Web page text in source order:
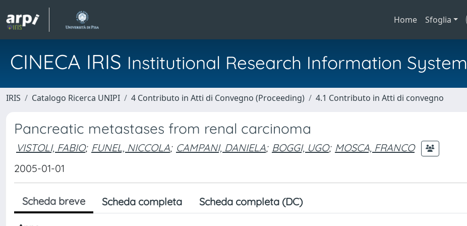
Home Sfoglia
CINECA IRIS Institutional Research Information System
IRIS Catalogo Ricerca UNIPI 4 Contributo in Atti di Convegno (Proceeding) 4.1 Contributo in Atti di convegno
Pancreatic metastases from renal carcinoma
VISTOLI, FABIO; FUNEL, NICCOLA; CAMPANI, DANIELA; BOGGI, UGO; MOSCA, FRANCO
2005-01-01
Scheda breve Scheda completa Scheda completa (DC)